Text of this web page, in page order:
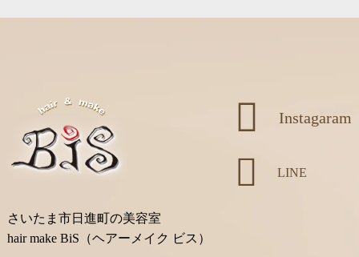
Instagaram
LINE
さいたま市日進町の美容室
hair make BiS（ヘアーメイク ビス）